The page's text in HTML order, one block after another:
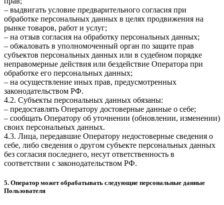
– выдвигать условие предварительного согласия при
обработке персональных данных в целях продвижения на
рынке товаров, работ и услуг;
– на отзыв согласия на обработку персональных данных;
– обжаловать в уполномоченный орган по защите прав
субъектов персональных данных или в судебном порядке
неправомерные действия или бездействие Оператора при
обработке его персональных данных;
– на осуществление иных прав, предусмотренных
законодательством РФ.
4.2. Субъекты персональных данных обязаны:
– предоставлять Оператору достоверные данные о себе;
– сообщать Оператору об уточнении (обновлении, изменении)
своих персональных данных.
4.3. Лица, передавшие Оператору недостоверные сведения о
себе, либо сведения о другом субъекте персональных данных
без согласия последнего, несут ответственность в
соответствии с законодательством РФ.
5. Оператор может обрабатывать следующие персональные данные
Пользователя